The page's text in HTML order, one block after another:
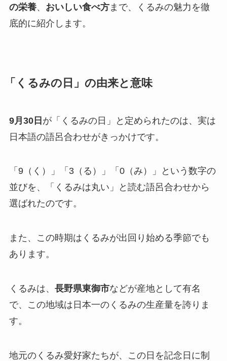
の栄養、 おいしい食べ方まで、くるみの魅力を徹
底的に紹介します。
「くるみの日」の由来と意味
9月30日 が「くるみの日」と定められたのは、実は
日本語の語呂合わせがきっかけです。
「9（く）」「3（る）」「0（み）」という数字の
並びを、「くるみは丸い」と読む語呂合わせから
選ばれたのです。
また、この時期はくるみが出回り始める季節でも
あります。
くるみは、 長野県東御市などが産地として有名
で、この地域は日本一のくるみの生産量を誇りま
す。
地元のくるみ愛好家たちが、この日を記念日に制